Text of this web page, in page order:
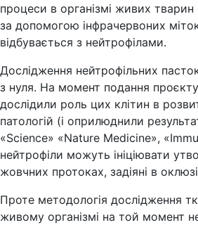
процеси в організмі живих
за допомогою інфрачервоних
відбувається з нейтрофілами.
Дослідження нейтрофільних
з нуля. На момент подання
дослідили роль цих клітин в
патологій (і оприлюднили
«Science» «Nature Medicine»,
нейтрофіли можуть ініціювати
жовчних протоках, задіяні в
Проте методологія дослідження
живому організмі на той момент